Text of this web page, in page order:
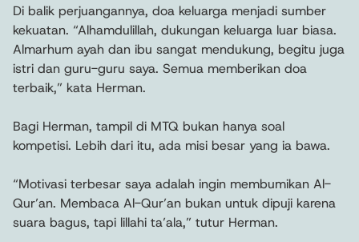
Di balik perjuangannya, doa keluarga menjadi sumber
kekuatan. “Alhamdulillah, dukungan keluarga luar biasa.
Almarhum ayah dan ibu sangat mendukung, begitu juga
istri dan guru-guru saya. Semua memberikan doa
terbaik,” kata Herman.
Bagi Herman, tampil di MTQ bukan hanya soal
kompetisi. Lebih dari itu, ada misi besar yang ia bawa.
“Motivasi terbesar saya adalah ingin membumikan Al-
Qur’an. Membaca Al-Qur’an bukan untuk dipuji karena
suara bagus, tapi lillahi ta’ala,” tutur Herman.